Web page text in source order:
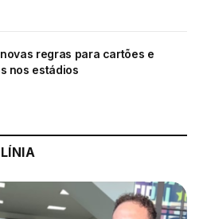
regras para cartões e
nos estádios